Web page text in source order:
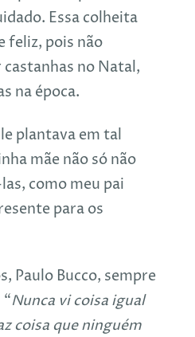
Essa colheita
feliz, pois não
no Natal,
na época.
plantava em tal
mãe não só não
como meu pai
para os
Paulo Bucco, sempre
Nunca vi coisa igual
coisa que ninguém